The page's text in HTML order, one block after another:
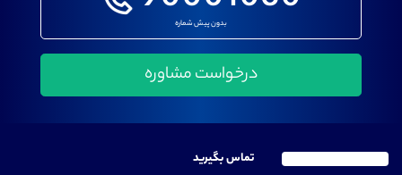
بدون پیش شماره
تماس بگیرید